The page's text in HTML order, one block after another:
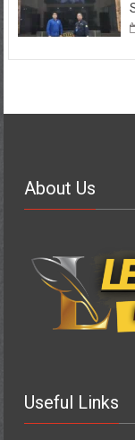
About Us
Useful Links